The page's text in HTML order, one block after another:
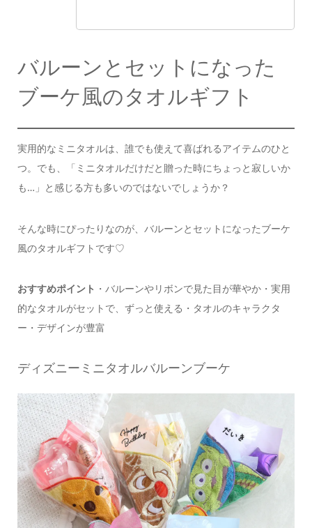
バルーンとセットになった
ブーケ風のタオルギフト
実用的なミニタオルは、 誰でも使えて喜ばれるアイテムのひと
つ。 でも、
「ミニタオルだけだと贈った時にちょっと寂しいか
も…」 と感じる方も多いのではないでしょうか？
そんな時にぴったりなのが、 バルーンとセットになったブーケ
風のタオルギフトです♡
おすすめポイント ・バルーンやリボンで見た目が華やか・実用
的なタオルがセットで、ずっと使える ・タオルのキャラクタ
ー・デザインが豊富
ディズニーミニタオルバルーンブーケ